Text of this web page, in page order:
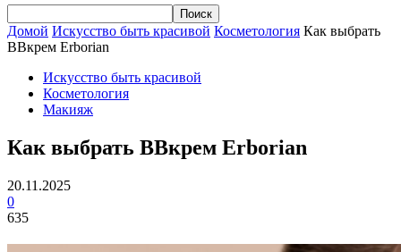
Домой Искусство быть красивой Косметология Как выбрать
BBкрем Erborian
Искусство быть красивой
Косметология
Макияж
Как выбрать BBкрем Erborian
20.11.2025
0
635